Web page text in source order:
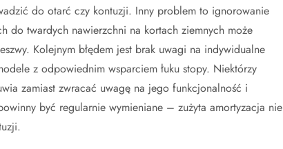
do otarć czy kontuzji. Inny problem to ignorowanie
do twardych nawierzchni na kortach ziemnych może
Kolejnym błędem jest brak uwagi na indywidualne
z odpowiednim wsparciem łuku stopy. Niektórzy
zamiast zwracać uwagę na jego funkcjonalność i
być regularnie wymieniane – zużyta amortyzacja nie